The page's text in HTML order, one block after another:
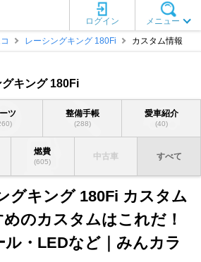
メニュー
ログイン
レーシングキング 180Fi カスタム情報
グキング 180Fi
ツ 整備手帳
(288)
愛車紹介
(40)
燃費
(605)
中古車 すべて
グキング 180Fi カスタム
のカスタムはこれだ！
・LEDなど｜みんカラ